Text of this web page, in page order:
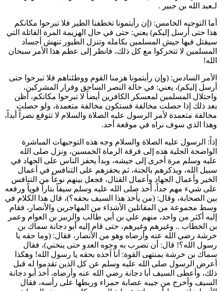
لـعبد الله بن جبير .
أما التوجيه الخامس: ( إن رأيتمونا تخطفنا الطير فلا تبرحوا مكانكم
هذا حتى أرسل إليكم) يعني: حتى في حال الهزيمة المرة القاتلة التي
سيقتل فيها جيش المسلمين بكامله وتنزل الطيور تنهش أجساد
المسلمين لا تتحركوا مع كل ذلك، فانظر إلى عظم هذا الأمر سبحان
الله!
الأمر السادس: (وإن رأيتمونا هزمنا القوم ووطئناهم فلا تبرحوا حتى
أرسل إليكم)، يعني: في حالة النصر الساحق وفرار المشركين،
واحتلال المسلمين لمعسكر الكافرين أيضاً لا تبرحوا مكانكم، أظن
بعد ذلك إذا حصلت مخالفة فستكون مخالفة متعمدة، ولو حصلت
مخالفة متعمدة لأمر الرسول عليه الصلاة والسلام لا تتوقع نصراً أبداً،
وهذا الذي سوف نراه في موقعة أحد.
إذاً: الرسول عليه الصلاة والسلام وجه هذه التوجيهات المباشرة
الواضحة الجلية هذه إلى فرقة الرماة الخمسين، ونزل صلى الله
عليه وسلم مرة أخرى إلى جيشه، وبدأ يحفز الناس على الجهاد في
سبيل الله، ويذكرهم بالجنة، ثم يحفزهم على التنافس في أعمال
الخير وأعمال الجهاد وأعمال القتال، فجعل بينهم نوعاً من التنافس
على شيء مهم جداً، أخذ صلى الله عليه وسلم سيفاً بتاراً قوياً ورفعه
بين الصحابة، وقال: (من يأخذ هذا السيف بحقه؟)، قال هذا الكلام في
وسط مجموعة من المقاتلين الأشداء من المهاجرين والأنصار، فقام
إليه أكثر من واحد، منهم علي بن أبي طالب و الزبير بن العوام وعمر
بن الخطاب .. وغيرهم وغيرهم، حتى قام إليه أبو دجانة سماك بن
خرشة رضي الله عنه وأرضاه وهو من الأنصار، فقال: (وما حقه يا
رسول الله؟! قال: أن تضرب به وجوه العدو حتى ينحني)، فقال
سماك بن خرشة بمنتهى القوة: أنا آخذه بحقه يا رسول الله! وهكذا
أعرض الرسول صلى الله عليه وسلم عن كل الذين تقدموا له قبل
ذلك، وأعطى السيف أبا دجانة رضي الله عنه وأرضاه، أخذ أبو دجانة
السيف وأخرج من جيبه عصابة حمراء وربطها على رأسه، فقال